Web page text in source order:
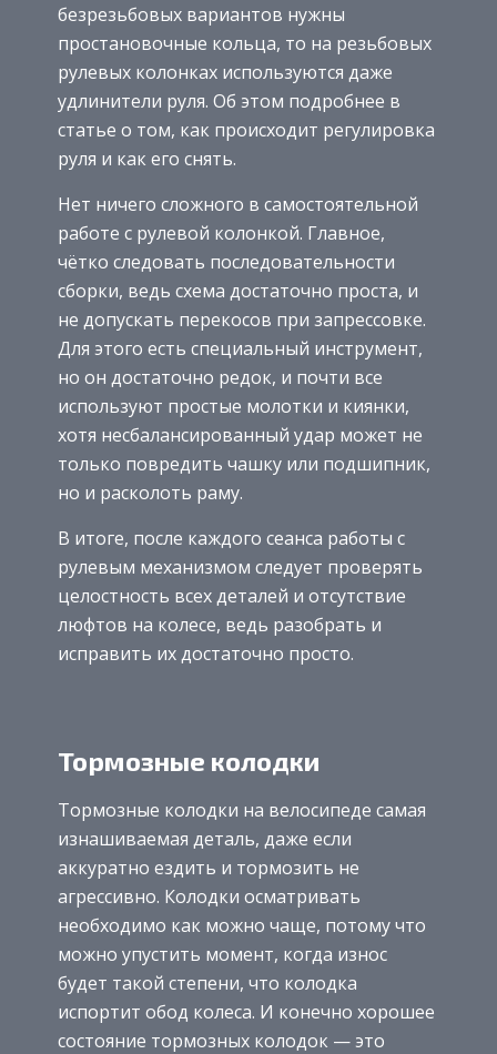
безрезьбовых вариантов нужны
простановочные кольца, то на резьбовых
рулевых колонках используются даже
удлинители руля. Об этом подробнее в
статье о том, как происходит регулировка
руля и как его снять.
Нет ничего сложного в самостоятельной
работе с рулевой колонкой. Главное,
чётко следовать последовательности
сборки, ведь схема достаточно проста, и
не допускать перекосов при запрессовке.
Для этого есть специальный инструмент,
но он достаточно редок, и почти все
используют простые молотки и киянки,
хотя несбалансированный удар может не
только повредить чашку или подшипник,
но и расколоть раму.
В итоге, после каждого сеанса работы с
рулевым механизмом следует проверять
целостность всех деталей и отсутствие
люфтов на колесе, ведь разобрать и
исправить их достаточно просто.
Тормозные колодки
Тормозные колодки на велосипеде самая
изнашиваемая деталь, даже если
аккуратно ездить и тормозить не
агрессивно. Колодки осматривать
необходимо как можно чаще, потому что
можно упустить момент, когда износ
будет такой степени, что колодка
испортит обод колеса. И конечно хорошее
состояние тормозных колодок — это